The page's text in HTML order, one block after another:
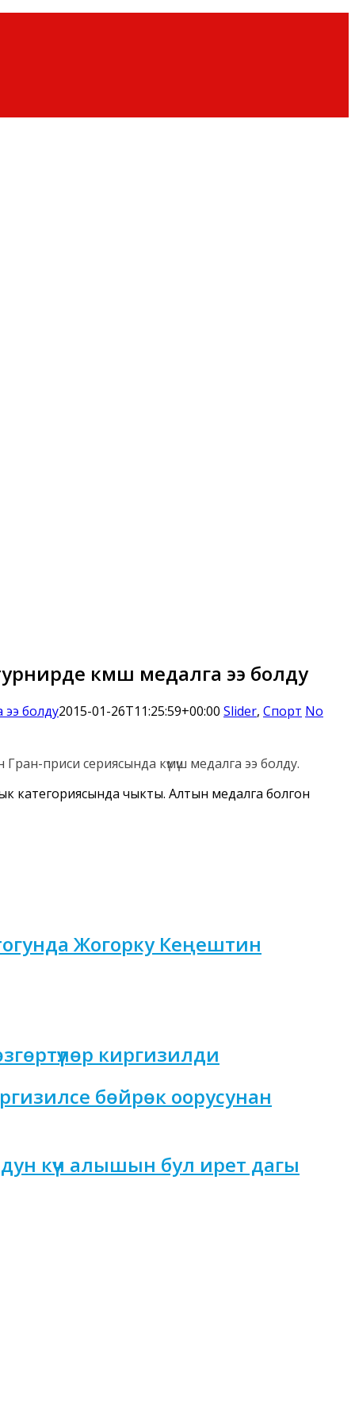
күмүш медалга ээ болду
ээ болду2015-01-26T11:25:59+00:00 Slider, Спорт No
приси сериясында күмүш медалга ээ болду.
категориясында чыкты. Алтын медалга болгон
Жогорку Кеңештин
киргизилди
бөйрөк оорусунан
күч алышын бул ирет дагы